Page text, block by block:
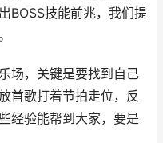
BOSS技能前兆，我们提
场，关键是要找到自己
首歌打着节拍走位，反
经验能帮到大家，要是